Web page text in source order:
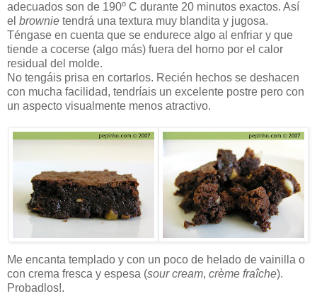
adecuados son de 190º C durante 20 minutos exactos. Así
el brownie tendrá una textura muy blandita y jugosa.
Téngase en cuenta que se endurece algo al enfriar y que
tiende a cocerse (algo más) fuera del horno por el calor
residual del molde.
No tengáis prisa en cortarlos. Recién hechos se deshacen
con mucha facilidad, tendríais un excelente postre pero con
un aspecto visualmente menos atractivo.
Me encanta templado y con un poco de helado de vainilla o
con crema fresca y espesa (sour cream, crème fraîche).
Probadlos!.